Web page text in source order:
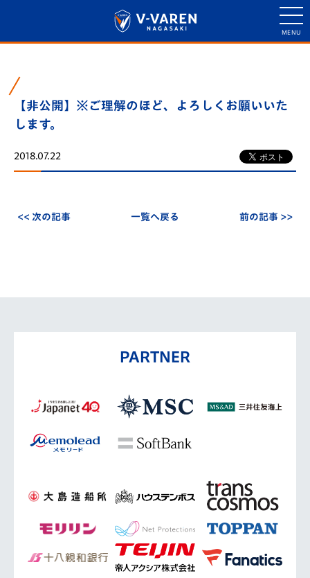
【非公開】※ご理解のほど、よろしくお願いいた
します。
2018.07.22
<< 次の記事 一覧へ戻る 前の記事 >>
PARTNER